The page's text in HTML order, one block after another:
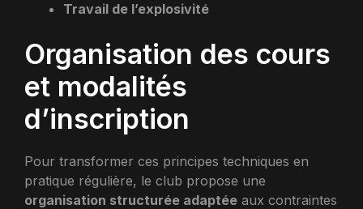
Travail de l’explosivité
Organisation des cours
et modalités
d’inscription
Pour transformer ces principes techniques en
pratique régulière, le club propose une
organisation structurée adaptée aux contraintes